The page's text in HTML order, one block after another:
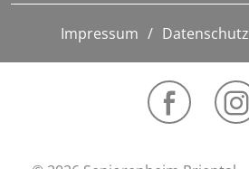
Impressum Datenschutz